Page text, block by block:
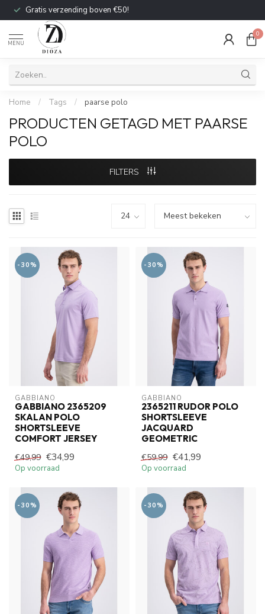
Gratis verzending boven €50!
MENU
0
Home / Tags / paarse polo
PRODUCTEN GETAGD MET PAARSE
POLO
FILTERS
-30%
GABBIANO
GABBIANO 2365209
SKALAN POLO
SHORTSLEEVE
COMFORT JERSEY
€49,99 €34,99
Op voorraad
-30%
GABBIANO
2365211 RUDOR POLO
SHORTSLEEVE
JACQUARD
GEOMETRIC
€59,99 €41,99
Op voorraad
-30% -30%